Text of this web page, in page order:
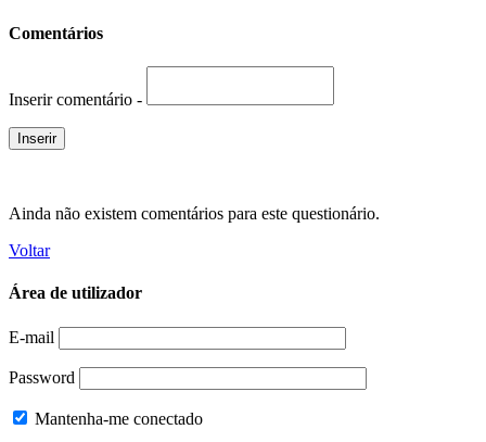
Comentários
Inserir comentário -
Ainda não existem comentários para este questionário.
Voltar
Área de utilizador
E-mail
Password
Mantenha-me conectado